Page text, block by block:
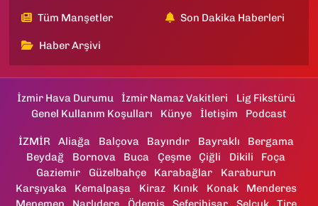
Tüm Manşetler Son Dakika Haberleri
Haber Arşivi
İzmir Hava Durumu İzmir Namaz Vakitleri
Lig Fikstürü
Genel Kullanım Koşulları
Künye İletişim Podcast
İZMİR Aliağa Balçova Bayındır Bayraklı
Bergama
Beydağ
Bornova Buca Çeşme Çiğli Dikili
Foça
Gaziemir
Güzelbahçe Karabağlar
Karaburun
Karşıyaka
Kemalpaşa Kiraz Kınık Konak
Menderes